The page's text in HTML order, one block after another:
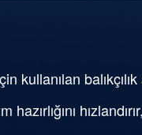
kullanılan